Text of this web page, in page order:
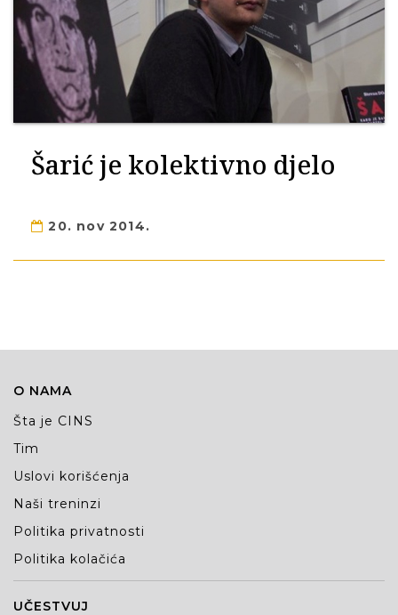
Šarić je kolektivno djelo
20. nov 2014.
O NAMA
Šta je CINS
Tim
Uslovi korišćenja
Naši treninzi
Politika privatnosti
Politika kolačića
UČESTVUJ